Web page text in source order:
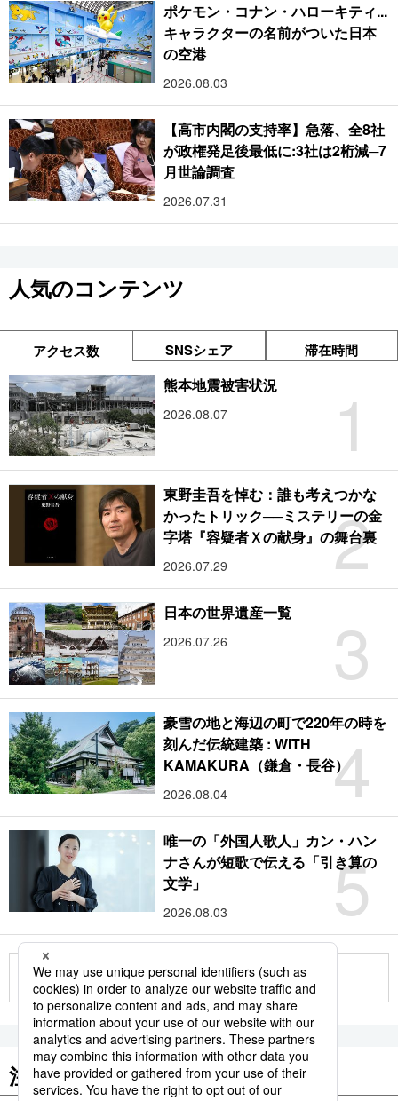
ポケモン・コナン・ハローキティ...
キャラクターの名前がついた日本
の空港
2026.08.03
【高市内閣の支持率】急落、全8社
が政権発足後最低に:3社は2桁減─7
月世論調査
2026.07.31
人気のコンテンツ
アクセス数 SNSシェア 滞在時間
1
熊本地震被害状況
2026.08.07
2
東野圭吾を悼む：誰も考えつかな
かったトリック──ミステリーの金
字塔『容疑者Ｘの献身』の舞台裏
2026.07.29
3
日本の世界遺産一覧
2026.07.26
4
豪雪の地と海辺の町で220年の時を
刻んだ伝統建築 : WITH
KAMAKURA（鎌倉・長谷）
2026.08.04
5
唯一の「外国人歌人」カン・ハン
ナさんが短歌で伝える「引き算の
文学」
2026.08.03
もっと見る
注目のキーワード